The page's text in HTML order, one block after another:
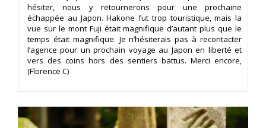
hésiter, nous y retournerons pour une prochaine
échappée au Japon. Hakone fut trop touristique, mais la
vue sur le mont Fuji était magnifique d’autant plus que le
temps était magnifique. Je n’hésiterais pas à recontacter
l’agence pour un prochain voyage au Japon en liberté et
vers des coins hors des sentiers battus. Merci encore,
(Florence C)